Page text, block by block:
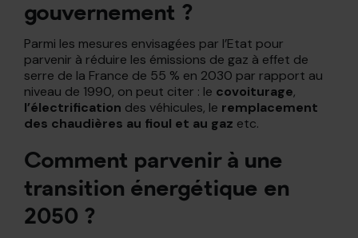
gouvernement ?
Parmi les mesures envisagées par l’Etat pour
parvenir à réduire les émissions de gaz à effet de
serre de la France de 55 % en 2030 par rapport au
niveau de 1990, on peut citer : le covoiturage,
l’électrification des véhicules, le remplacement
des chaudières au fioul et au gaz etc.
Comment parvenir à une
transition énergétique en
2050 ?